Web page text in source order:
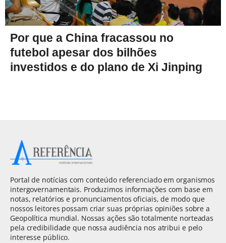
Por que a China fracassou no
futebol apesar dos bilhões
investidos e do plano de Xi Jinping
Portal de notícias com conteúdo referenciado em organismos
intergovernamentais. Produzimos informações com base em
notas, relatórios e pronunciamentos oficiais, de modo que
nossos leitores possam criar suas próprias opiniões sobre a
Geopolítica mundial. Nossas ações são totalmente norteadas
pela credibilidade que nossa audiência nos atribui e pelo
interesse público.